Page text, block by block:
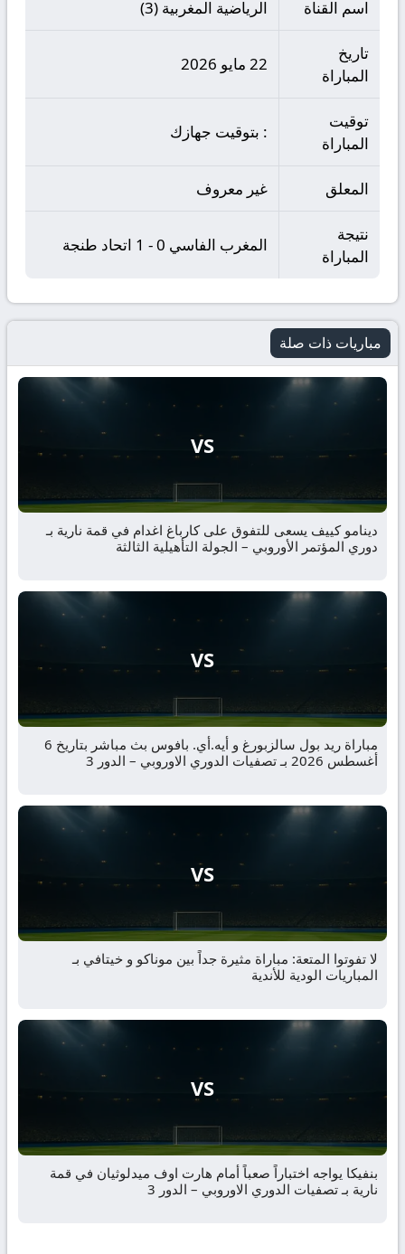
اسم القناة الرياضية المغربية (3)
تاريخ
المباراة
22 مايو 2026
توقيت
المباراة
: بتوقيت جهازك
المعلق غير معروف
نتيجة
المباراة
المغرب الفاسي 0 - 1 اتحاد طنجة
مباريات ذات صلة
VS
دينامو كييف يسعى للتفوق على كارباغ اغدام في قمة نارية بـ
دوري المؤتمر الأوروبي – الجولة التأهيلية الثالثة
VS
مباراة ريد بول سالزبورغ و أيه.أي. بافوس بث مباشر بتاريخ 6
أغسطس 2026 بـ تصفيات الدوري الاوروبي – الدور 3
VS
لا تفوتوا المتعة: مباراة مثيرة جداً بين موناكو و خيتافي بـ
المباريات الودية للأندية
VS
بنفيكا يواجه اختباراً صعباً أمام هارت اوف ميدلوثيان في قمة
نارية بـ تصفيات الدوري الاوروبي – الدور 3